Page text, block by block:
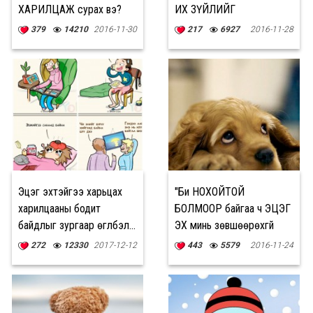
ХАРИЛЦАЖ сурах вэ?
379 14210 2016-11-30
ИХ ЗҮЙЛИЙГ
АМЖУУЛАХ юм. Гэтэл
217 6927 2016-11-28
Эцэг эхтэйгээ харьцах
харилцааны бодит
байдлыг зургаар өгүүлбэл...
272 12330 2017-12-12
"Би НОХОЙТОЙ
БОЛМООР байгаа ч ЭЦЭГ
ЭХ минь зөвшөөрөхгүй
юм"443 5579 2016-11-24